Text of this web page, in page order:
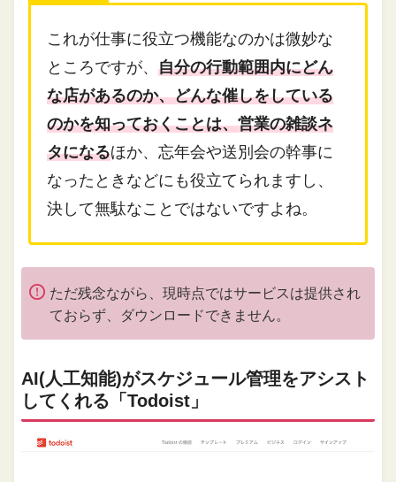
これが仕事に役立つ機能なのかは微妙な
ところですが、自分の行動範囲内にどん
な店があるのか、どんな催しをしている
のかを知っておくことは、営業の雑談ネ
タになるほか、忘年会や送別会の幹事に
なったときなどにも役立てられますし、
決して無駄なことではないですよね。
ただ残念ながら、現時点ではサービスは提供され
ておらず、ダウンロードできません。
AI(人工知能)がスケジュール管理をアシスト
してくれる「Todoist」